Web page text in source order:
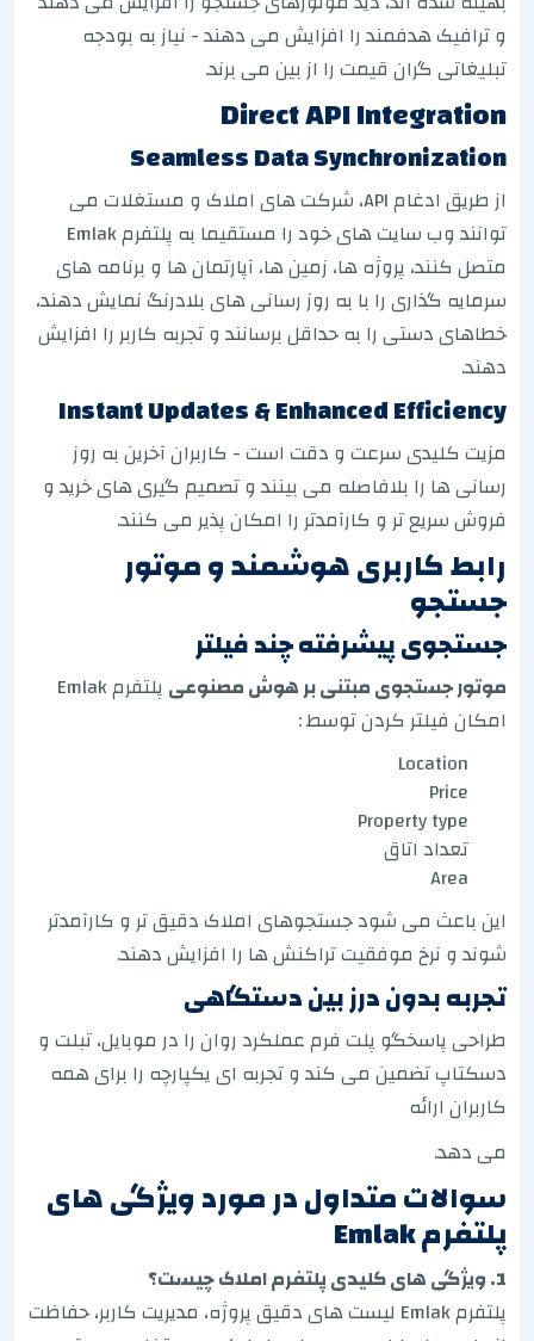
و ترافیک هدفمند را افزایش می دهند - نیاز به بودجه
تبلیغاتی گران قیمت را از بین می برند.
Direct API Integration
Seamless Data Synchronization
از طریق ادغام API، شرکت های املاک و مستغلات می
توانند وب سایت های خود را مستقیما به پلتفرم Emlak
متصل کنند، پروژه ها، زمین ها، آپارتمان ها و برنامه های
سرمایه گذاری را با به روز رسانی های بلادرنگ نمایش دهند،
خطاهای دستی را به حداقل برسانند و تجربه کاربر را افزایش
دهند.
Instant Updates & Enhanced Efficiency
مزیت کلیدی سرعت و دقت است - کاربران آخرین به روز
رسانی ها را بلافاصله می بینند و تصمیم گیری های خرید و
فروش سریع تر و کارآمدتر را امکان پذیر می کنند.
رابط کاربری هوشمند و موتور
جستجو
جستجوی پیشرفته چند فیلتر
موتور جستجوی مبتنی بر هوش مصنوعی
پلتفرم Emlak
امکان فیلتر کردن توسط :
Location
Price
Property type
تعداد اتاق
Area
این باعث می شود جستجوهای املاک دقیق تر و کارآمدتر
شوند و نرخ موفقیت تراکنش ها را افزایش دهند.
تجربه بدون درز بین دستگاهی
طراحی پاسخگو پلت فرم عملکرد روان را در موبایل، تبلت و
دسکتاپ تضمین می کند و تجربه ای یکپارچه را برای همه
کاربران ارائه
می دهد.
سوالات متداول در مورد ویژگی های
پلتفرم Emlak
1. ویژگی های کلیدی پلتفرم املاک چیست؟
پلتفرم Emlak لیست های دقیق پروژه، مدیریت کاربر، حفاظت